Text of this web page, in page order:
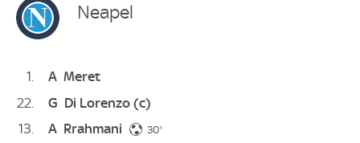
Neapel
1 A Meret
22
G Di Lorenzo (c)
13
A Rrahmani 30'